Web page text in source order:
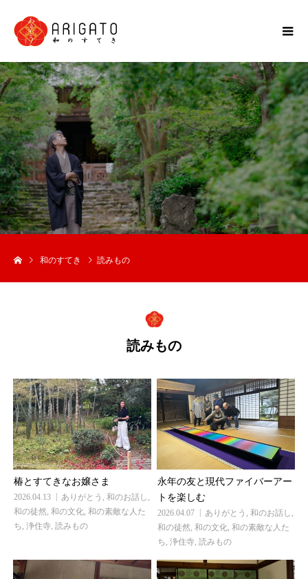
和のすてき 読みもの
読みもの
椿とすてきなお嬢さま
2026.04.13 ありがとう , 和のお話し ,
和の徒然, 和の文化, 和の素敵な人た
ち, 浄住寺, 読みもの
永年の友と現代ファイバーアー
トを楽しむ
2026.04.07 ありがとう , 和のお話し ,
和の徒然, 和の文化, 和の素敵な人た
ち, 浄住寺, 読みもの